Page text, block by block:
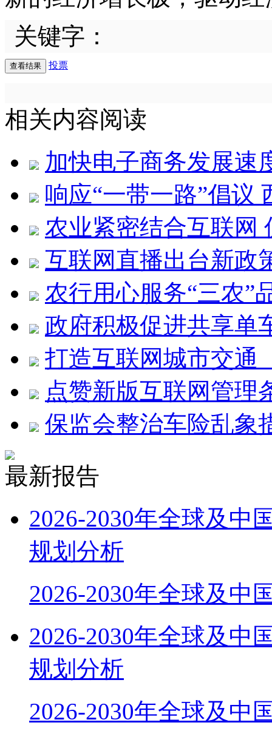
关键字：
投票
相关内容阅读
加快电子商务发展速
响应“一带一路”倡议
农业紧密结合互联网
互联网直播出台新政
农行用心服务“三农”
政府积极促进共享单
打造互联网城市交
点赞新版互联网管
保监会整治车险乱象
最新报告
2026-2030年全球及中
规划分析
2026-2030年全球及中
2026-2030年全球及中
规划分析
2026-2030年全球及中